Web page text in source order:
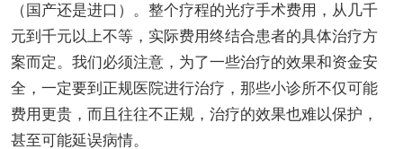
（国产还是进口）。整个疗程的光疗手术费用，从几千
元到千元以上不等，实际费用终结合患者的具体治疗方
案而定。我们必须注意，为了一些治疗的效果和资金安
全，一定要到正规医院进行治疗，那些小诊所不仅可能
费用更贵，而且往往不正规，治疗的效果也难以保护，
甚至可能延误病情。